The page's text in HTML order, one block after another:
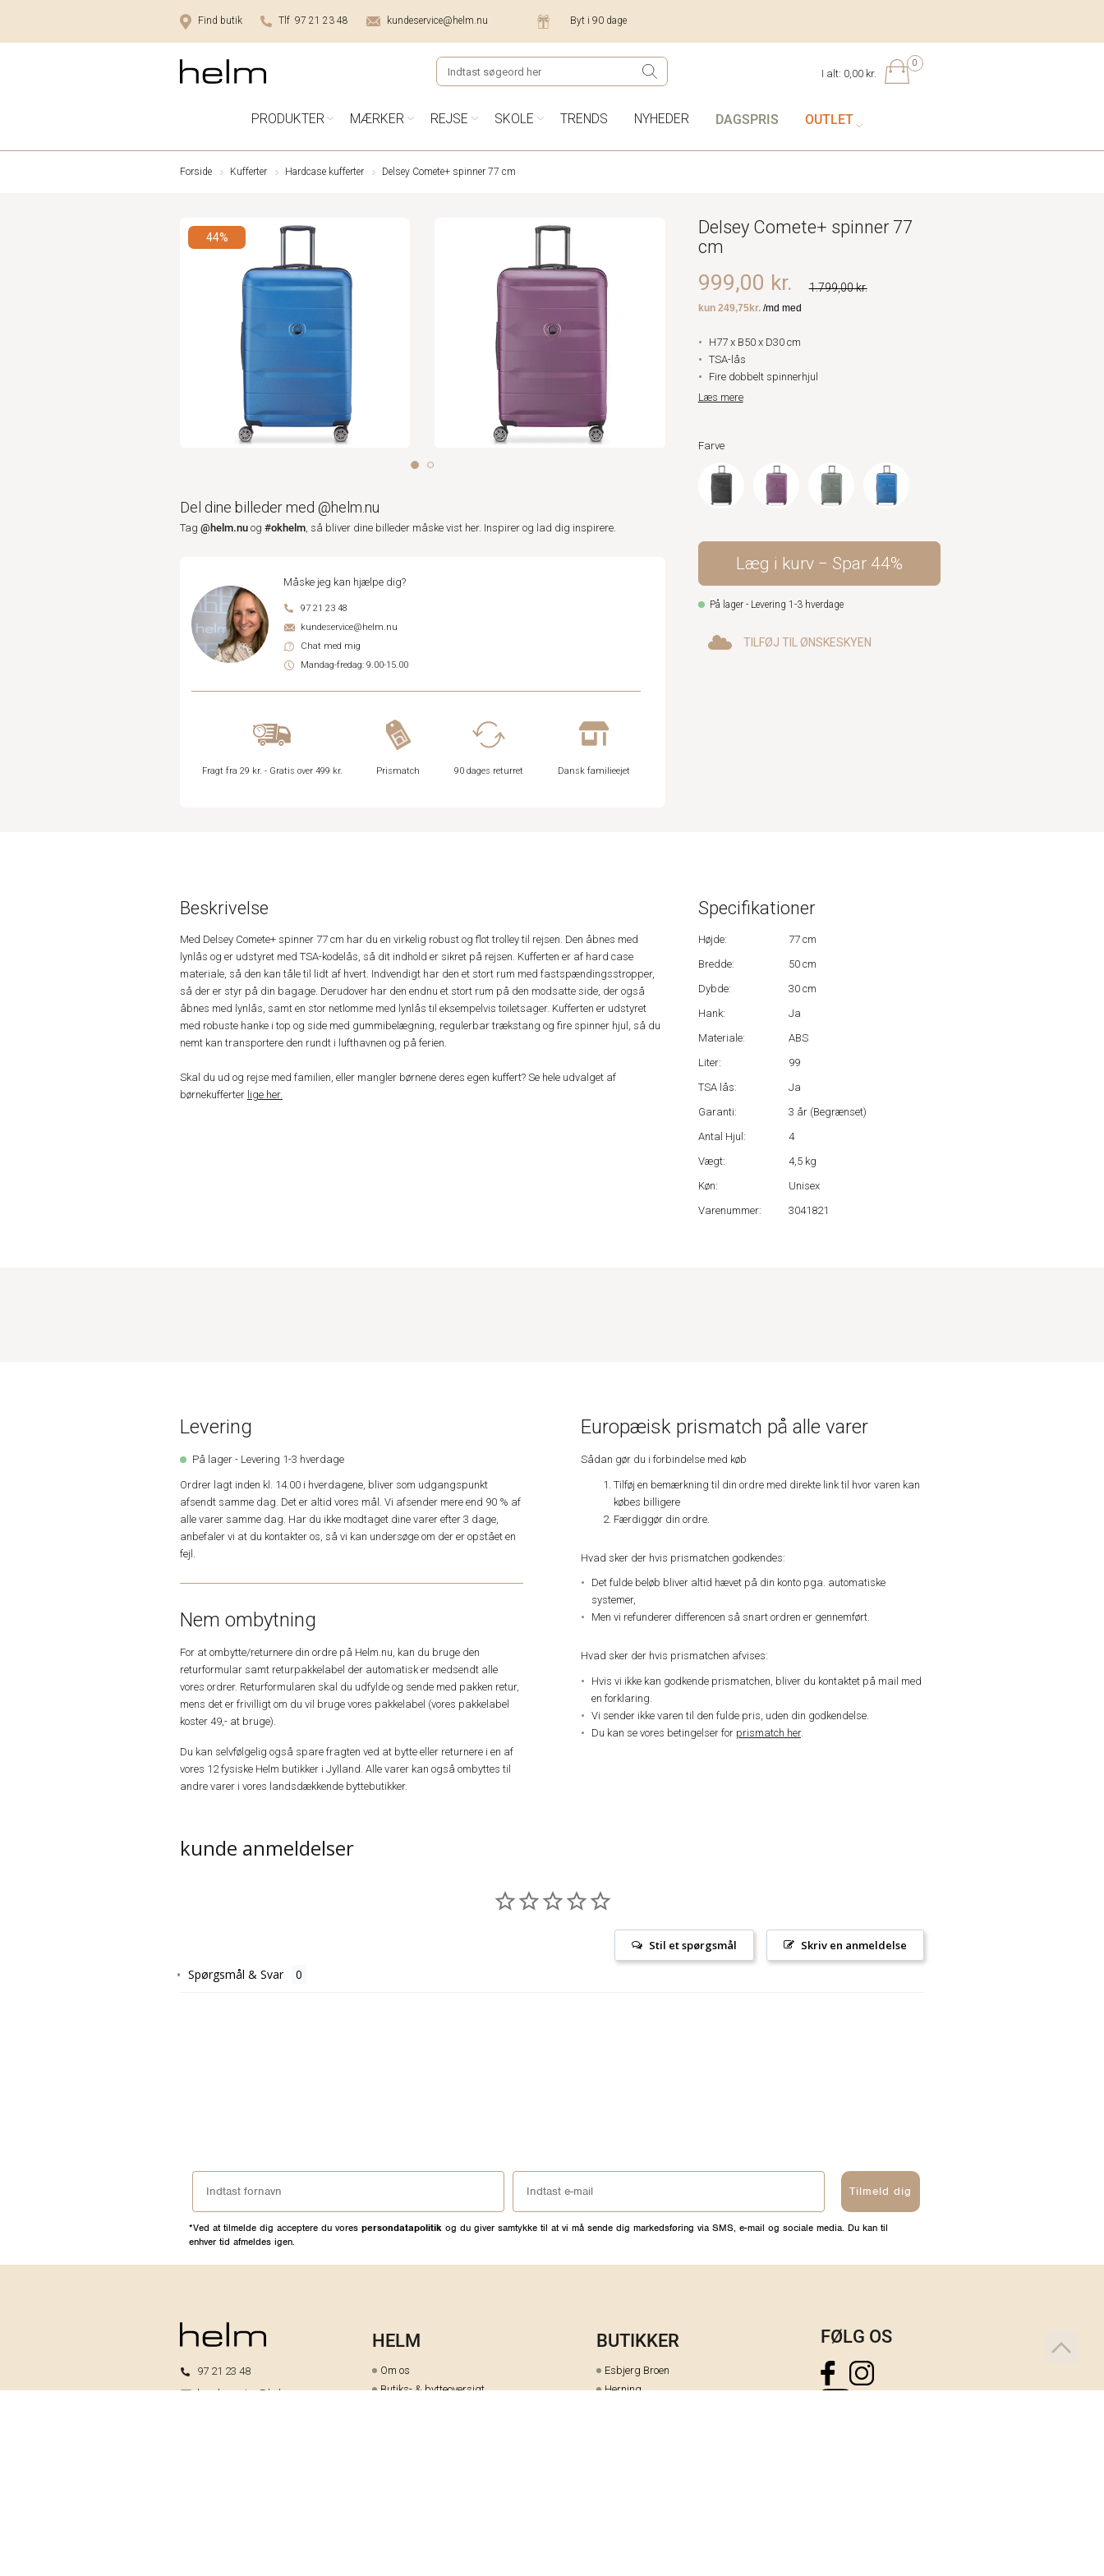
Find butik Tlf 97 21 23 48 kundeservice@helm.nu Byt i 90 dage
0
I alt: 0,00 kr.
PRODUKTER MÆRKER REJSE SKOLE TRENDS NYHEDER DAGSPRIS OUTLET
Forside Kufferter Hardcase kufferter Delsey Comete+ spinner 77 cm
44%
Del dine billeder med @helm.nu
Tag @helm.nu og #okhelm, så bliver dine billeder måske vist her. Inspirer og lad dig inspirere.
Måske jeg kan hjælpe dig?
97 21 23 48
kundeservice@helm.nu
Chat med mig
Mandag-fredag: 9.00-15.00
Fragt fra 29 kr. - Gratis over 499 kr. Prismatch 90 dages returret Dansk familieejet
Delsey Comete+ spinner 77
cm
1.799,00 kr.
999,00 kr.
H77 x B50 x D30 cm
TSA-lås
Fire dobbelt spinnerhjul
Læs mere
Farve
Læg i kurv Spar 44%
På lager - Levering 1-3 hverdage
TILFØJ TIL ØNSKESKYEN
Beskrivelse
Med Delsey Comete+ spinner 77 cm har du en virkelig robust og flot trolley til rejsen. Den åbnes med
lynlås og er udstyret med TSA-kodelås, så dit indhold er sikret på rejsen. Kufferten er af hard case
materiale, så den kan tåle til lidt af hvert. Indvendigt har den et stort rum med fastspændingsstropper,
så der er styr på din bagage. Derudover har den endnu et stort rum på den modsatte side, der også
åbnes med lynlås, samt en stor netlomme med lynlås til eksempelvis toiletsager. Kufferten er udstyret
med robuste hanke i top og side med gummibelægning, regulerbar trækstang og fire spinner hjul, så du
nemt kan transportere den rundt i lufthavnen og på ferien.
Skal du ud og rejse med familien, eller mangler børnene deres egen kuffert? Se hele udvalget af
børnekufferter lige her.
Specifikationer
Højde:
77 cm
Bredde:
50 cm
Dybde:
30 cm
Hank:
Ja
Materiale:
ABS
Liter:
99
TSA lås:
Ja
Garanti:
3 år (Begrænset)
Antal Hjul:
4
Vægt:
4,5 kg
Køn:
Unisex
Varenummer:
3041821
Levering
På lager - Levering 1-3 hverdage
Ordrer lagt inden kl. 14.00 i hverdagene, bliver som udgangspunkt
afsendt samme dag. Det er altid vores mål. Vi afsender mere end 90 % af
alle varer samme dag. Har du ikke modtaget dine varer efter 3 dage,
anbefaler vi at du kontakter os, så vi kan undersøge om der er opstået en
fejl.
Nem ombytning
For at ombytte/returnere din ordre på Helm.nu, kan du bruge den
returformular samt returpakkelabel der automatisk er medsendt alle
vores ordrer. Returformularen skal du udfylde og sende med pakken retur,
mens det er frivilligt om du vil bruge vores pakkelabel (vores pakkelabel
koster 49,- at bruge).
Du kan selvfølgelig også spare fragten ved at bytte eller returnere i en af
vores 12 fysiske Helm butikker i Jylland. Alle varer kan også ombyttes til
andre varer i vores landsdækkende byttebutikker.
Europæisk prismatch på alle varer
Sådan gør du i forbindelse med køb
Tilføj en bemærkning til din ordre med direkte link til hvor varen kan
købes billigere
Færdiggør din ordre.
Hvad sker der hvis prismatchen godkendes:
Det fulde beløb bliver altid hævet på din konto pga. automatiske
systemer,
Men vi refunderer differencen så snart ordren er gennemført.
Hvad sker der hvis prismatchen afvises:
Hvis vi ikke kan godkende prismatchen, bliver du kontaktet på mail med
en forklaring.
Vi sender ikke varen til den fulde pris, uden din godkendelse.
Du kan se vores betingelser for prismatch her.
kunde anmeldelser
Skriv en anmeldelse
Stil et spørgsmål
Spørgsmål & Svar
Tilmeld dig
*Ved at tilmelde dig acceptere du vores persondatapolitik og du giver samtykke til at vi må sende dig markedsføring via SMS, e-mail og sociale media. Du kan til
enhver tid afmeldes igen.
97 21 23 48
kundeservice@helm.nu
HELM
Om os
Butiks- & bytteoversigt
BUTIKKER
Esbjerg Broen
Herning
FØLG OS